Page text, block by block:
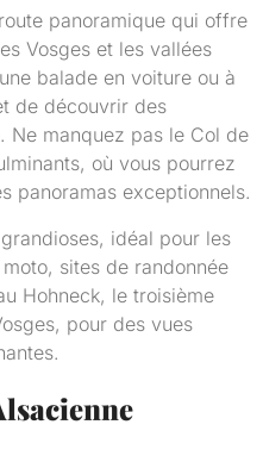
panoramique qui offre
Vosges et les vallées
balade en voiture ou à
de découvrir des
Ne manquez pas le Col de
où vous pourrez
panoramas exceptionnels.
idéal pour les
sites de randonnée
Hohneck, le troisième
pour des vues